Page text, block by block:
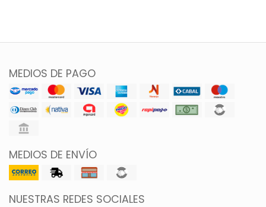
MEDIOS DE PAGO
MEDIOS DE ENVÍO
NUESTRAS REDES SOCIALES